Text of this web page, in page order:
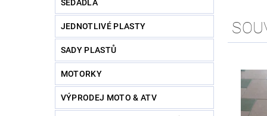
SEDADLA
JEDNOTLIVÉ PLASTY
SADY PLASTŮ
MOTORKY
VÝPRODEJ MOTO & ATV